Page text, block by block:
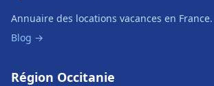
Annuaire des locations vacances en France.
Blog →
Région Occitanie